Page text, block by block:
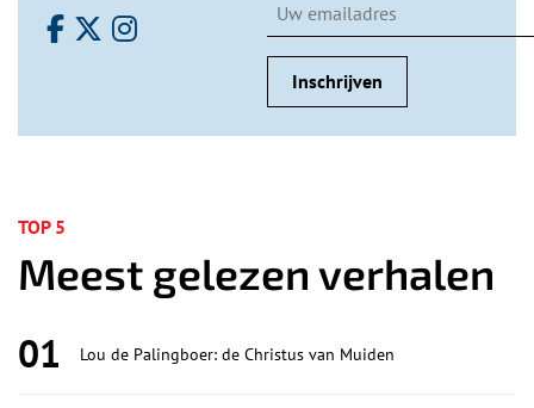
TOP 5
Meest gelezen verhalen
01 Lou de Palingboer: de Christus van Muiden